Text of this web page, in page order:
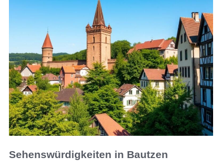
Sehenswürdigkeiten in Bautzen